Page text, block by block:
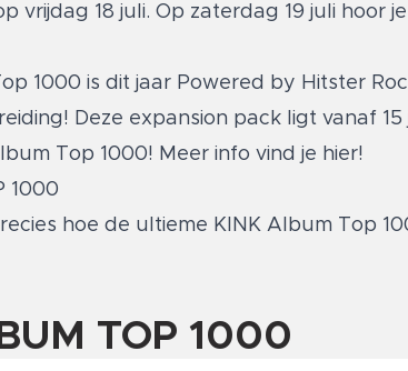
vrijdag 18 juli. Op zaterdag 19 juli hoor
1000 is dit jaar Powered by Hitster
Deze expansion pack ligt vanaf
Top 1000! Meer info vind je hier!
1000
hoe de ultieme KINK Album Top
TOP 1000